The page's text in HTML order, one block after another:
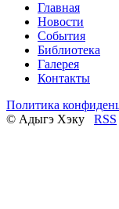
Главная
Новости
События
Библиотека
Галерея
Контакты
Политика
© Адыгэ Хэку RSS